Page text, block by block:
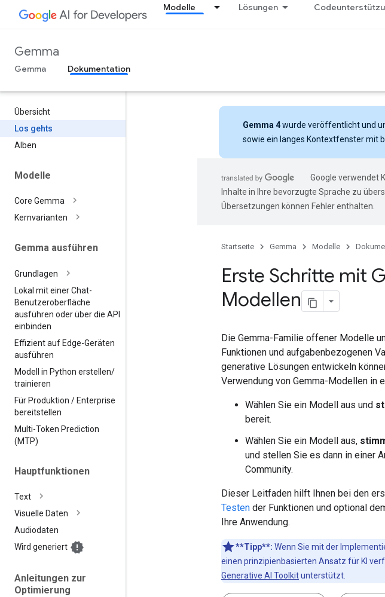
Modelle Lösungen
Gemma
Gemma Dokumentation
Übersicht
Los gehts
Alben
Modelle
Core Gemma
Kernvarianten
Gemma ausführen
Grundlagen
Lokal mit einer Chat-
Benutzeroberfläche
ausführen oder über die API
einbinden
Effizient auf Edge-Geräten
ausführen
Modell in Python erstellen/
trainieren
Für Produktion / Enterprise
bereitstellen
Multi-Token Prediction
(MTP)
Hauptfunktionen
Text
Visuelle Daten
Audiodaten
Wird generiert
Anleitungen zur
Optimierung
Gemma 4wurde veröffentlicht und
sowie ein langes Kontextfenster mit
Google verwendet
Inhalte in Ihre bevorzugte Sprache zu
Übersetzungen können Fehler enthalten.
Startseite Gemma Modelle
Erste Schritte mit
Modellen
Die Gemma-Familie offener Modelle
Funktionen und aufgabenbezogenen
generative Lösungen entwickeln
Verwendung von Gemma-Modellen in
Wählen Sie ein Modell aus und
bereit.
Wählen Sie ein Modell aus,
und stellen Sie es dann in einer
Community.
Dieser Leitfaden hilft Ihnen bei den
Testen der Funktionen und optional
Ihre Anwendung.
**Tipp**: Wenn Sie mit der
einen prinzipienbasierten Ansatz für KI
Generative AI Toolkitunterstützt.